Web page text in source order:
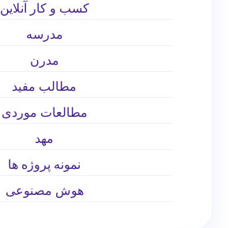
کسب و کار آنلاین
مدرسه
مدرن
مطالب مفید
مطالعات موردی
مهد
نمونه پروژه ها
هوش مصنوعی